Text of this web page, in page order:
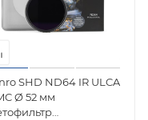
SHD ND64 IR ULCA
Ø 52 мм